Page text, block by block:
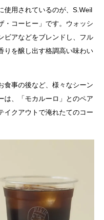
使用されているのが、S.Weil
・コーヒー」です。ウォッシ
ビアなどをブレンドし、フル
りを醸し出す格調高い味わい
食事の後など、様々なシーン
は、「モカルーロ」とのペア
イクアウトで淹れたてのコー